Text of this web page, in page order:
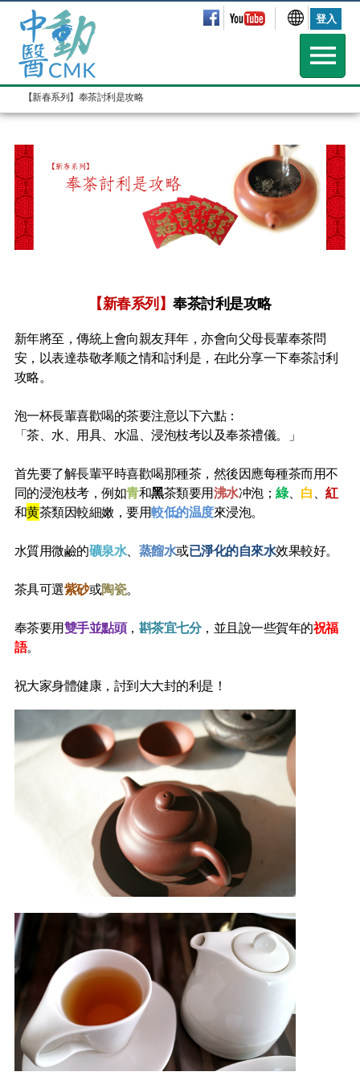
登入
【新春系列】奉茶討利是攻略
【新春系列】奉茶討利是攻略
新年將至，傳統上會向親友拜年，亦會向父母長輩奉茶問
安，以表達恭敬孝顺之情和討利是，在此分享一下奉茶討利
攻略。
泡一杯長輩喜歡喝的茶要注意以下六點：
「茶、水、用具、水温、浸泡枝考以及奉茶禮儀。」
首先要了解長輩平時喜歡喝那種茶，然後因應每種茶而用不
同的浸泡枝考，例如青和黑茶類要用沸水冲泡；綠、 白、紅
和黄茶類因較細嫩，要用較低的温度來浸泡。
水質用微鹼的礦泉水、 蒸餾水或已淨化的自來水效果較好。
茶具可選紫砂或陶瓷。
奉茶要用雙手並點頭， 斟茶宜七分，並且說一些賀年的祝福
語。
祝大家身體健康，討到大大封的利是！